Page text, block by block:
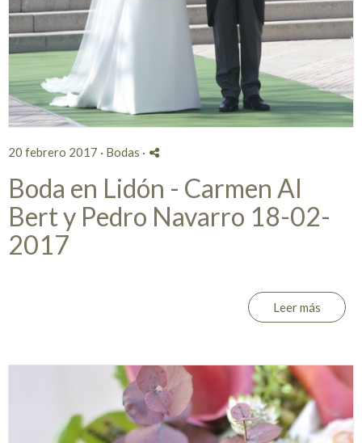
20 febrero 2017 · Bodas ·
Boda en Lidón - Carmen Al
Bert y Pedro Navarro 18-02-
2017
Leer más